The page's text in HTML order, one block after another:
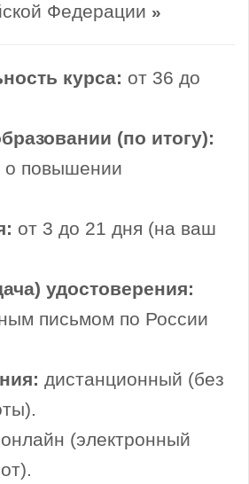
Федерации »
курса: от 36 до
(по итогу):
о повышении
от 3 до 21 дня (на ваш
удостоверения:
письмом по России
дистанционный (без
онлайн (электронный